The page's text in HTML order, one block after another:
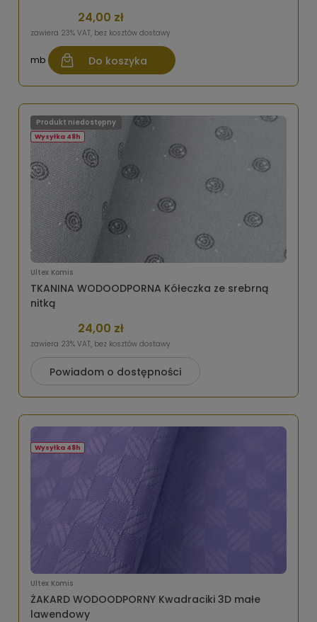
24,00 zł
zawiera 23% VAT, bez kosztów dostawy
mb Do koszyka
Ultex Komis
TKANINA WODOODPORNA Kółeczka ze srebrną
nitką
24,00 zł
zawiera 23% VAT, bez kosztów dostawy
Powiadom o dostępności
Wysyłka 48h
Produkt niedostępny
Ultex Komis
ŻAKARD WODOODPORNY Kwadraciki 3D małe
lawendowy
Wysyłka 48h